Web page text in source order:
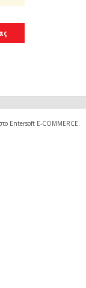
Entersoft E-COMMERCE.